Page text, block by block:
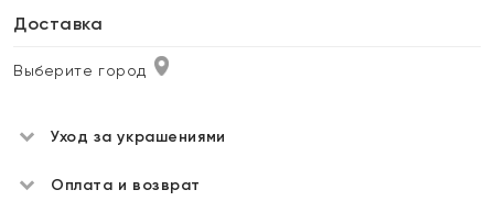
Доставка
Выберите город
Уход за украшениями
Оплата и возврат